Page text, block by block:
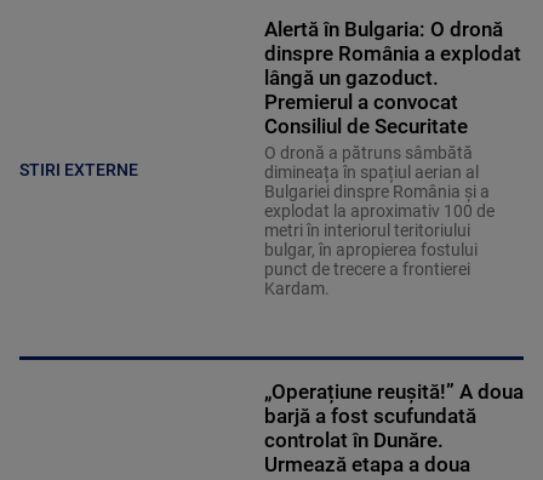
STIRI EXTERNE
Alertă în Bulgaria: O dronă
dinspre România a explodat
lângă un gazoduct.
Premierul a convocat
Consiliul de Securitate
O dronă a pătruns sâmbătă
dimineața în spațiul aerian al
Bulgariei dinspre România și a
explodat la aproximativ 100 de
metri în interiorul teritoriului
bulgar, în apropierea fostului
punct de trecere a frontierei
Kardam.
„Operațiune reușită!” A doua
barjă a fost scufundată
controlat în Dunăre.
Urmează etapa a doua